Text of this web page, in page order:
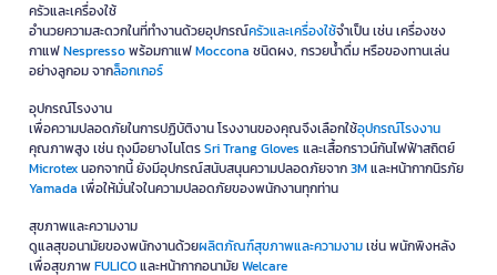
ครัวและเครื่องใช้
อำนวยความสะดวกในที่ทำงานด้วยอุปกรณ์ครัวและเครื่องใช้จำเป็น เช่น เครื่องชง
กาแฟNespressoพร้อมกาแฟMoccona ชนิดผง, กรวยน้ำดื่ม หรือของทานเล่น
อย่างลูกอม จากล็อกเกอร์
อุปกรณ์โรงงาน
เพื่อความปลอดภัยในการปฏิบัติงาน โรงงานของคุณจึงเลือกใช้อุปกรณ์โรงงาน
คุณภาพสูง เช่น ถุงมือยางไนโตรSri Trang Gloves และเสื้อกราวน์กันไฟฟ้าสถิตย์
Microtexนอกจากนี้ ยังมีอุปกรณ์สนับสนุนความปลอดภัยจาก3Mและหน้ากากนิรภัย
Yamada เพื่อให้มั่นใจในความปลอดภัยของพนักงานทุกท่าน
สุขภาพและความงาม
ดูแลสุขอนามัยของพนักงานด้วยผลิตภัณฑ์สุขภาพและความงามเช่น พนักพิงหลัง
เพื่อสุขภาพFULICOและหน้ากากอนามัยWelcare